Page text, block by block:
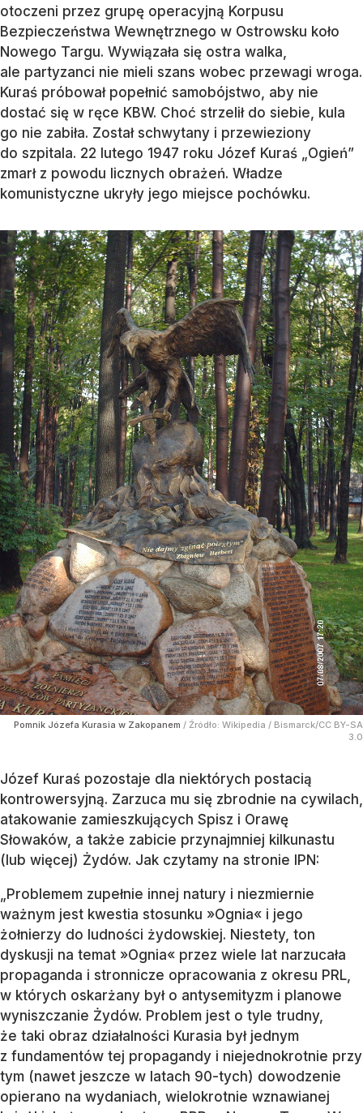
otoczeni przez grupę operacyjną Korpusu
Bezpieczeństwa Wewnętrznego w Ostrowsku koło
Nowego Targu. Wywiązała się ostra walka,
ale partyzanci nie mieli szans wobec przewagi wroga.
Kuraś próbował popełnić samobójstwo, aby nie
dostać się w ręce KBW. Choć strzelił do siebie, kula
go nie zabiła. Został schwytany i przewieziony
do szpitala. 22 lutego 1947 roku Józef Kuraś „Ogień”
zmarł z powodu licznych obrażeń. Władze
komunistyczne ukryły jego miejsce pochówku.
Pomnik Józefa Kurasia w Zakopanem / Źródło: Wikipedia / Bismarck/CC BY-SA
3.0
Józef Kuraś pozostaje dla niektórych postacią
kontrowersyjną. Zarzuca mu się zbrodnie na cywilach,
atakowanie zamieszkujących Spisz i Orawę
Słowaków, a także zabicie przynajmniej kilkunastu
(lub więcej) Żydów. Jak czytamy na stronie IPN:
„Problemem zupełnie innej natury i niezmiernie
ważnym jest kwestia stosunku »Ognia« i jego
żołnierzy do ludności żydowskiej. Niestety, ton
dyskusji na temat »Ognia« przez wiele lat narzucała
propaganda i stronnicze opracowania z okresu PRL,
w których oskarżany był o antysemityzm i planowe
wyniszczanie Żydów. Problem jest o tyle trudny,
że taki obraz działalności Kurasia był jednym
z fundamentów tej propagandy i niejednokrotnie przy
tym (nawet jeszcze w latach 90-tych) dowodzenie
opierano na wydaniach, wielokrotnie wznawianej